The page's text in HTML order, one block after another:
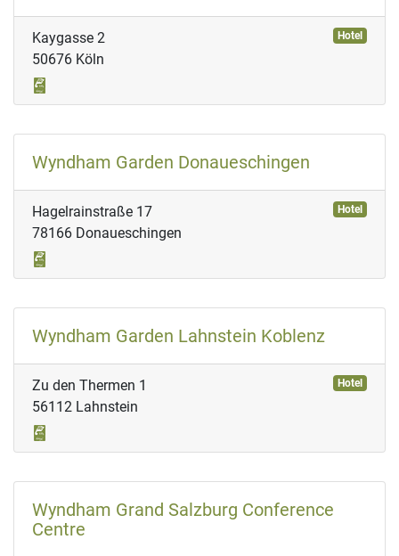
Hotel
Kaygasse 2
50676 Köln
Wyndham Garden Donaueschingen
Hotel
Hagelrainstraße 17
78166 Donaueschingen
Wyndham Garden Lahnstein Koblenz
Hotel
Zu den Thermen 1
56112 Lahnstein
Wyndham Grand Salzburg Conference
Centre